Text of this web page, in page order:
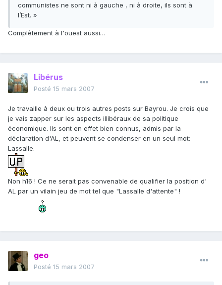
communistes ne sont ni à gauche , ni à droite, ils sont à
l’Est. »
Complètement à l'ouest aussi…
Libérus
Posté 15 mars 2007
Je travaille à deux ou trois autres posts sur Bayrou. Je crois que
je vais zapper sur les aspects illibéraux de sa politique
économique. Ils sont en effet bien connus, admis par la
déclaration d'AL, et peuvent se condenser en un seul mot:
Lassalle.
Non h16 ! Ce ne serait pas convenable de qualifier la position d'
AL par un vilain jeu de mot tel que "Lassalle d'attente" !
geo
Posté 15 mars 2007